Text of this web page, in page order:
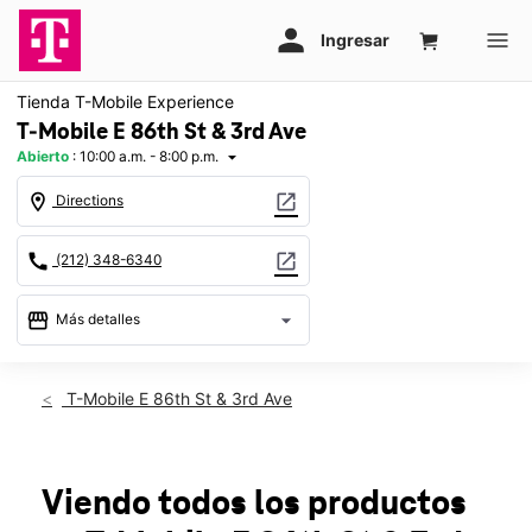
Tienda T-Mobile Experience
T-Mobile E 86th St & 3rd Ave
Abierto : 10:00 a.m. - 8:00 p.m. arrow_drop_down
location_on Directions open_in_new
call (212) 348-6340 open_in_new
storefront Más detalles arrow_drop_down
Sáb.:10:00 a.m. a 8:00 p.m.
Mié.:10:00 a.m. a 8:00 p.m.
Jue.:10:00 a.m. a 8:00 p.m.
T-Mobile E 86th St & 3rd Ave
Viendo todos los productos